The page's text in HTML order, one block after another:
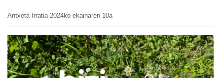
Antxeta Irratia 2024ko ekainaren 10a